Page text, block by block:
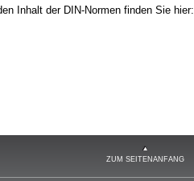
Inhalt der DIN-Normen finden Sie hier:
ZUM SEITENANFANG